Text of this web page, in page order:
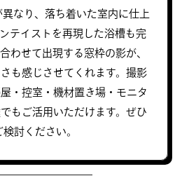
なり、落ち着いた室内に仕上
テイストを再現した浴槽も完
わせて出現する窓枠の影が、
も感じさせてくれます。撮影
・控室・機材置き場・モニタ
もご活用いただけます。ぜひ
討ください。